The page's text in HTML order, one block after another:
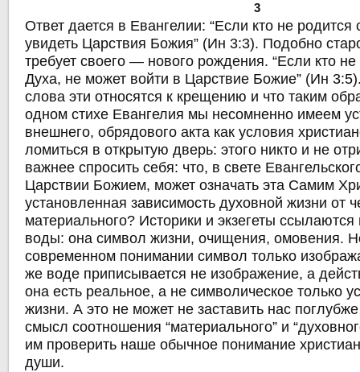
3
Ответ дается в Евангелии: “Если кто не
увидеть Царствия Божия” (Ин 3:3). Подобно
требует своего — нового рождения. “Если кто
Духа, не может войти в Царствие Божие” (Ин
слова эти относятся к крещению и что таким
одном стихе Евангелия мы несомненно имеем
внешнего, обрядового акта как условия
ломиться в открытую дверь: этого никто и не
важнее спросить себя: что, в свете
Царствии Божием, может означать эта Самим
установленная зависимость духовной жизни от
материального? Историки и экзегеты ссылаются
воды: она символ жизни, очищения, омовения.
современном понимании символ только
же воде приписывается не изображение, а
она есть реальное, а не символическое только
жизни. А это не может не заставить нас
смысл соотношения “материального” и
им проверить наше обычное понимание
души.